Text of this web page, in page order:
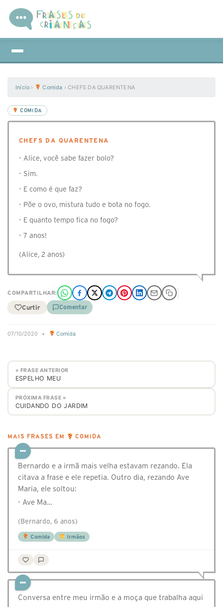
Início › Comida ›CHEFS DA QUARENTENA
COMIDA
CHEFS DA QUARENTENA
- Alice, você sabe fazer bolo?
- Sim.
- E como é que faz?
- Põe o ovo, mistura tudo e bota no fogo.
- E quanto tempo fica no fogo?
- 7 anos!
(Alice, 2 anos)
COMPARTILHAR:
Curtir Comentar
07/10/2020 • Comida
« FRASE ANTERIOR
ESPELHO MEU
PRÓXIMA FRASE »
CUIDANDO DO JARDIM
MAIS FRASES EM COMIDA
Bernardo e a irmã mais velha estavam rezando. Ela
citava a frase e ele repetia. Outro dia, rezando Ave
Maria, ele soltou:
- Ave Ma…
(Bernardo, 6 anos)
Comida Irmãos
Conversa entre meu irmão e a moça que trabalha aqui